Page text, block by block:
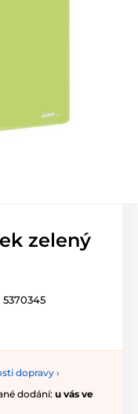
zelený
dopravy ›
dodání: u vás ve